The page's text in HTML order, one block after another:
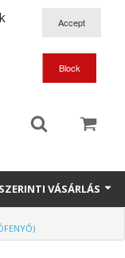
VÁSÁRLÁS